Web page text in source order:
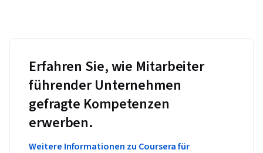
Erfahren Sie, wie Mitarbeiter
führender Unternehmen
gefragte Kompetenzen
erwerben.
Weitere Informationen zu Coursera für